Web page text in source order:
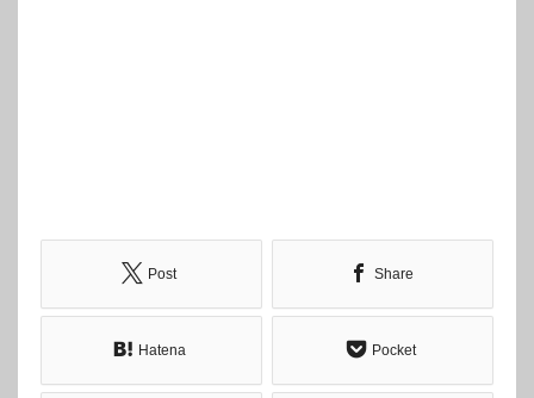
Post Share
Hatena Pocket